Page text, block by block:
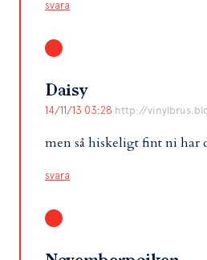
svara
Daisy
14/11/13 03:28 http://
men så hiskeligt fint ni har
svara